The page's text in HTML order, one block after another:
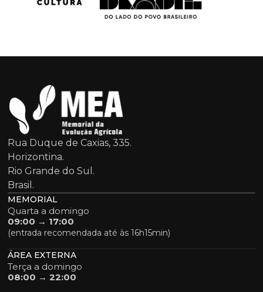
Rua Duque de Caxias, 335.
Horizontina.
Rio Grande do Sul.
Brasil.
MEMORIAL
Quarta a domingo
09:00 → 17:00
(entrada recomendada até às 16h15min)
ÁREA EXTERNA
Terça a domingo
08:00 → 22:00